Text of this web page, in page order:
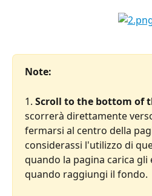
Note:
1. Scroll to the bottom of
scorrerà direttamente
fermarsi al centro della
considerassi l'utilizzo di
quando la pagina carica gli
quando raggiungi il fondo.